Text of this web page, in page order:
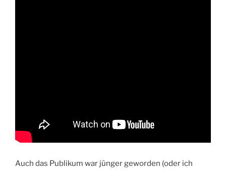
Auch das Publikum war jünger geworden (oder ich